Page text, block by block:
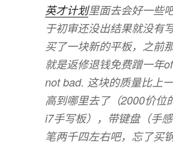
英才计划里面去会好一些
于初审还没出结果就没有写
买了一块新的平板，之前
就是返修退钱免费蹭一年
not bad. 这块的质量比上
高到哪里去了（2000价位
i7手写板），带键盘（手
笔两千四左右吧，忘了买